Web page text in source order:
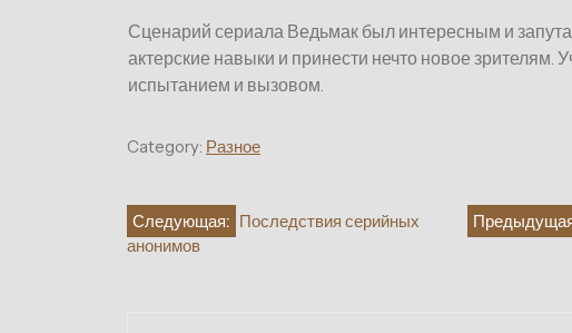
Сценарий сериала Ведьмак был интересным и
актерские навыки и принести нечто новое зрителям.
испытанием и вызовом.
Category: Разное
Навигация
Следующая: Последствия серийных
анонимов